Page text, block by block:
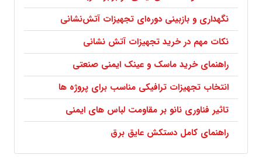
نگهداری و بازبینی دوره‌ای تجهیزات آتش‌نشانی
نکات مهم در خرید تجهیزات آتش نشانی
راهنمای خرید ماسک و عینک ایمنی صنعتی
انتخاب تجهیزات ترافیکی مناسب برای پروژه ها
تاثیر فناوری نانو بر مقاومت لباس های ایمنی
راهنمای کامل دستکش عایق برق